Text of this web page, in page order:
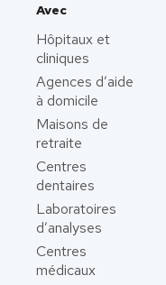
Avec
Hôpitaux et
cliniques
Agences d’aide
à domicile
Maisons de
retraite
Centres
dentaires
Laboratoires
d’analyses
Centres
médicaux